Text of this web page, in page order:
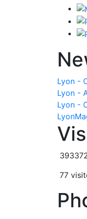
Lyon -
Lyon -
Lyon -
77